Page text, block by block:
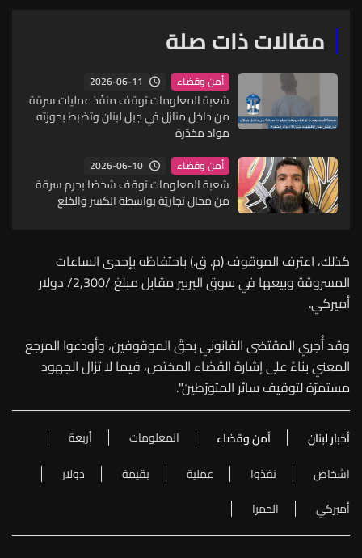
مقالات ذات صلة
أمن وقضاء 2026-06-11
شعبة المعلومات توقف منفّذ عمليات سرقة
من داخل منازل في جبل لبنان وتضبط بحوزته
مواد مخدّرة
أمن وقضاء 2026-06-10
شعبة المعلومات توقف شخصًا بجرم سرقة
من محال تجاريّة بواسطة الكسر والخلع
كذلك، اعترف الموقوف (م. ق.) باحتفاظه بإحدى الساعات
المسروقة وبيعها في سوق البربير مقابل مبلغ /2,300/ دولار
أميركي.
وقد أُجري المقتضى القانوني بحقّ الموقوفين، وأودعوا المرجع
المعني بناءً على إشارة القضاء المختص، فيما لا تزال الجهود
مستمرّة لتوقيف سائر المتورّطين".
أخبار لبنان أمن وقضاء المعلومات
أربعة
اشخاص
نفذوا عملية بقيمة
دولار
أميركي
الحمرا